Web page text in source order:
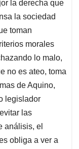
la derecha que
la sociedad
toman
morales
lo malo,
no es ateo, toma
de Aquino,
legislador
las
análisis, el
obliga a ver a